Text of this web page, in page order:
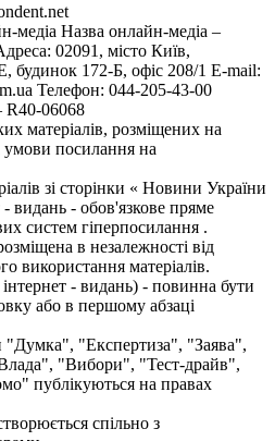
медіа Назва онлайн-медіа –
02091, місто Київ,
172-Б, офіс 208/1 E-mail:
Телефон: 044-205-43-00
R40-06068
матеріалів, розміщених на
умови посилання на
зі сторінки « Новини України
- видань - обов'язкове пряме
систем гіперпосилання .
в незалежності від
використання матеріалів.
- видань) - повинна бути
або в першому абзаці
"Думка", "Експертиза", "Заява",
"Вибори", "Тест-драйв",
публікуються на правах
спільно з